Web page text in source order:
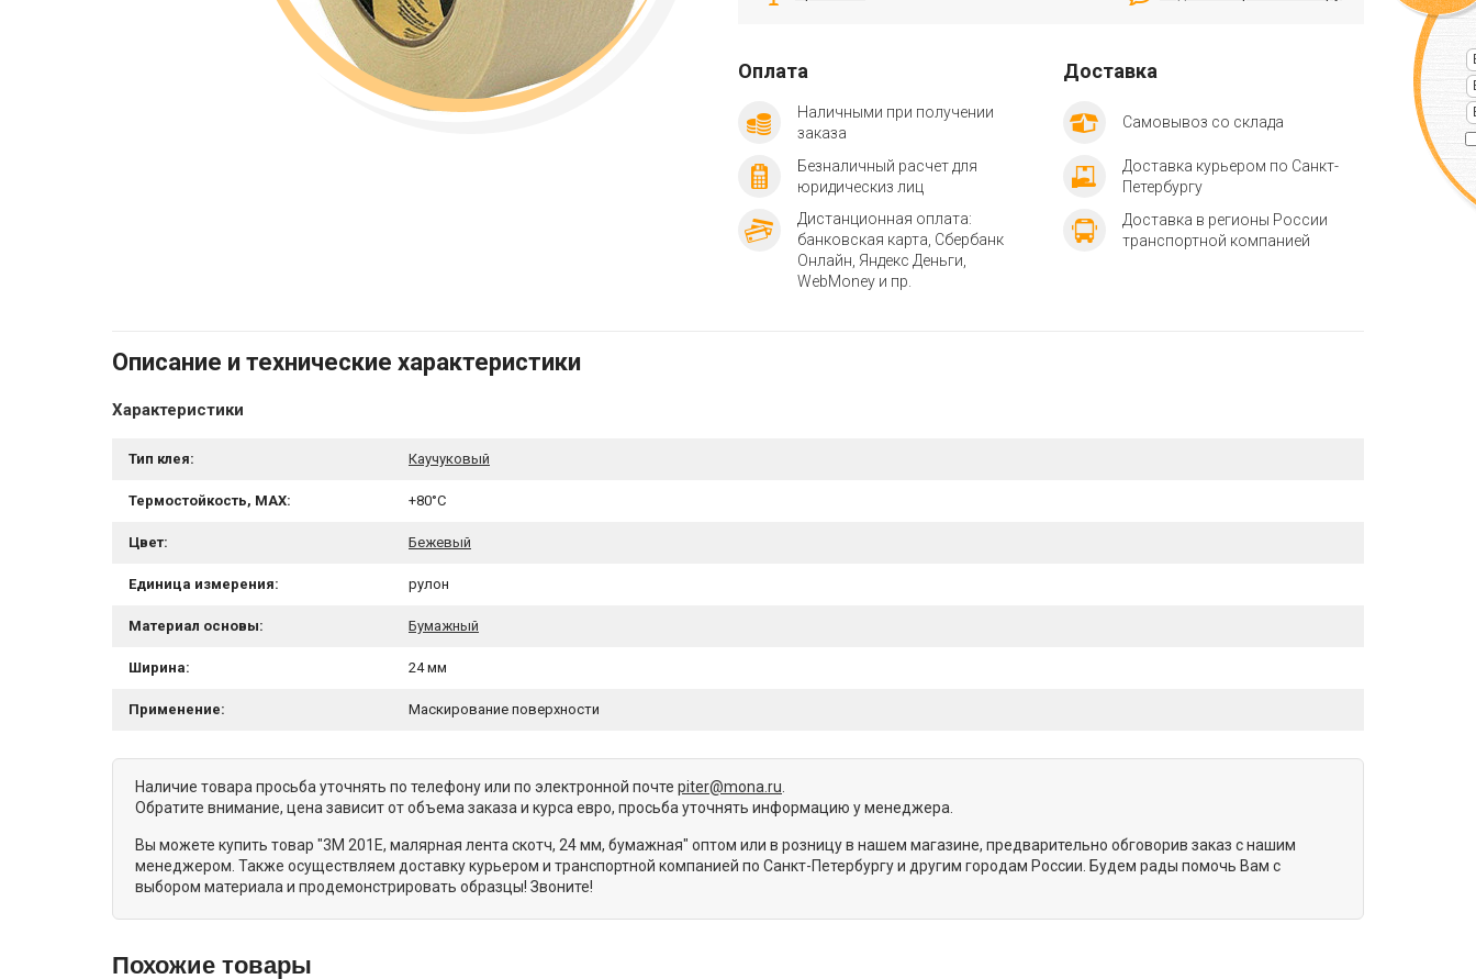
Оплата
Наличными при получении
заказа
Безналичный расчет для
юридическиз лиц
Дистанционная оплата:
банковская карта, Сбербанк
Онлайн, Яндекс Деньги,
WebMoney и пр.
Доставка
Самовывоз со склада
Доставка курьером по Санкт-
Петербургу
Доставка в регионы России
транспортной компанией
Описание и технические характеристики
Характеристики
Тип клея: Каучуковый
Термостойкость, MAX: +80°C
Цвет: Бежевый
Единица измерения: рулон
Материал основы: Бумажный
Ширина: 24 мм
Применение: Маскирование поверхности
Наличие товара просьба уточнять по телефону или по электронной почте piter@mona.ru
Обратите внимание, цена зависит от объема заказа и курса евро, просьба уточнять информацию у менеджера.
Вы можете купить товар "3M 201E, малярная лента скотч, 24 мм, бумажная" оптом или в розницу в нашем магазине, предварительно обговорив заказ с нашим
менеджером. Также осуществляем доставку курьером и транспортной компанией по Санкт-Петербургу и другим городам России. Будем рады помочь Вам с
выбором материала и продемонстрировать образцы! Звоните!
Похожие товары